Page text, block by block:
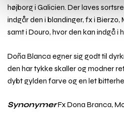
højborg i Galicien. Der laves
indgår den i blandinger, fx i
samt i Douro, hvor den kan indgå i
Doña Blanca egner sig godt til
den har tykke skaller og modner
dybt gylden farve og en let
SynonymerFx Dona Branca,